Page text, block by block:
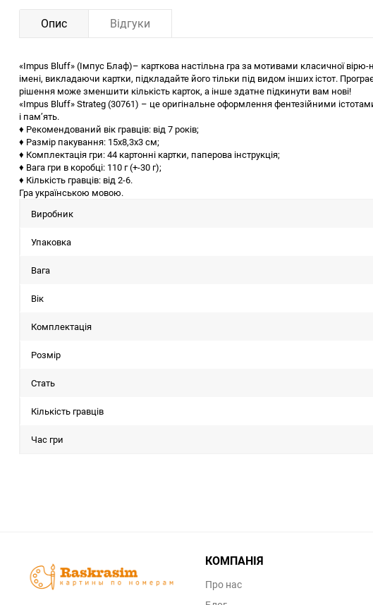
Опис Відгуки
«Impus Bluff» (Імпус Блаф)– карткова настільна гра за мотивами класичної
імені, викладаючи картки, підкладайте його тільки під видом інших істот.
рішення може зменшити кількість карток, а інше здатне підкинути вам нові!
«Impus Bluff» Strateg (30761) – це оригінальне оформлення фентезійними
і пам’ять.
♦ Рекомендований вік гравців: від 7 років;
♦ Размір пакування: 15х8,3х3 см;
♦ Комплектація гри: 44 картонні картки, паперова інструкція;
♦ Вага гри в коробці: 110 г (+-30 г);
♦ Кількість гравців: від 2-6.
Гра українською мовою.
Виробник
Упаковка
Вага
Вік
Комплектація
Розмір
Стать
Кількість гравців
Час гри
КОМПАНІЯ
Про нас